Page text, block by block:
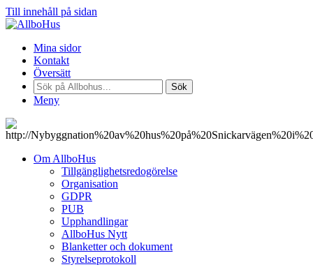
Till innehåll på sidan
Mina sidor
Kontakt
Översätt
Sök
Meny
Om AllboHus
Tillgänglighetsredogörelse
Organisation
GDPR
PUB
Upphandlingar
AllboHus Nytt
Blanketter och dokument
Styrelseprotokoll